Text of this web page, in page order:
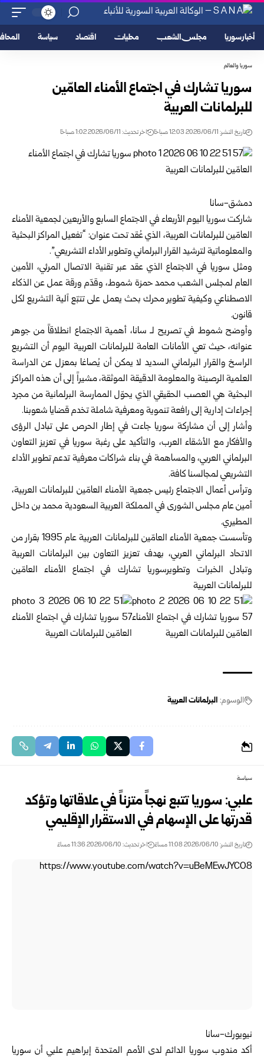
أخبار سوريا مجلس الشعب محليات اقتصاد سياسة
سوريا والعالم
سوريا تشارك في اجتماع الأمناء العامّين
للبرلمانات العربية
تاريخ النشر: 2026/06/11 12:03 صباحًا اخر تحديث: 2026/06/11 1:02 صباحًا
دمشق-سانا ‏
شاركت سوريا اليوم الأربعاء في الاجتماع السابع والأربعين لجمعيةالأمناء
العامّين ‏للبرلمانات العربية، الذي عُقد تحت عنوان: “تفعيل المراكز البحثية
والمعلوماتية لترشيد ‏القرار البرلماني وتطوير الأداء التشريعي”.‏
ومثل سوريا في الاجتماع الذي عقد عبر تقنية الاتصال المرئي، الأمين
العام لمجلس ‏الشعب محمد حمزة شموط، وقدّم ورقة عمل عن الذكاء
الاصطناعي وكيفية تطوير ‏محرك بحث يعمل على تتبّع آلية التشريع لكل
قانون.‏
وأوضح شموط في تصريح لـ سانا، أهمية الاجتماع انطلاقاً من جوهر
عنوانه، ‏حيث تعي الأمانات العامة للبرلمانات العربية اليوم أن التشريع
الراسخ والقرار البرلماني ‏السديد لا يمكن أن يُصاغا بمعزل عن الدراسة
العلمية الرصينة والمعلومة الدقيقة الموثقة، ‏مشيراً إلى أن هذه المراكز
البحثية هي العصب الحقيقي الذي يحوّل الممارسة البرلمانية ‏من مجرد
إجراءات إدارية إلى رافعة تنموية ومعرفية شاملة تخدم قضايا شعوبنا.
وأشار إلى أن مشاركة سوريا جاءت في إطار الحرص على تبادل الرؤى
والأفكار مع ‏الأشقاء العرب، والتأكيد على رغبة سوريا في تعزيز التعاون
البرلماني العربي، ‏والمساهمة في بناء شراكات معرفية تدعم تطوير الأداء
التشريعي لمجالسنا كافة.
وترأس أعمال الاجتماع رئيس جمعية الأمناء العامّين للبرلمانات العربية،
أمين عام مجلس ‏الشورى في المملكة العربية السعودية محمد بن داخل
المطيري.
وتأسست جمعية الأمناء العامّين للبرلمانات العربية عام 1995 بقرار من
الاتحاد ‏البرلماني العربي، بهدف تعزيز التعاون بين البرلمانات العربية
وتبادل الخبرات وتطويرسوريا تشارك في اجتماع الأمناء العامّين
للبرلمانات العربية
الوسوم: البرلمانات العربية
سياسة
علبي: سوريا تتبع نهجاً متزناً في علاقاتها وتؤكد
قدرتها على الإسهام في الاستقرار ‌‏الإقليمي ‏
تاريخ النشر: 2026/06/10 11:08 مساءً اخر تحديث: 2026/06/10 11:36 مساءً
https://www.youtube.com/watch?v=uBeMEwJYCO8
نيويورك-سانا‏
أكد مندوب سوريا الدائم لدى الأمم المتحدةإبراهيم علبيأن سوريا